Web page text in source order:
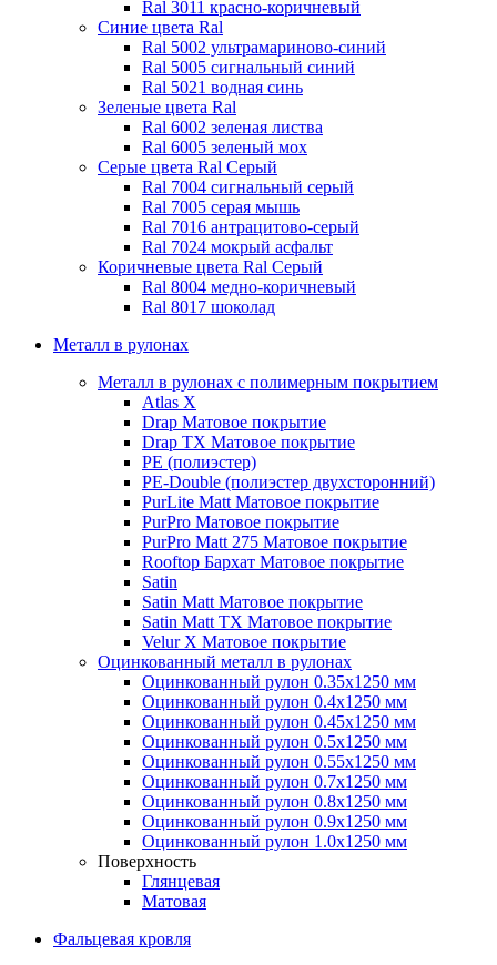
Ral 3011 красно-коричневый
Синие цвета Ral
Ral 5002 ультрамариново-синий
Ral 5005 сигнальный синий
Ral 5021 водная синь
Зеленые цвета Ral
Ral 6002 зеленая листва
Ral 6005 зеленый мох
Серые цвета Ral Серый
Ral 7004 сигнальный серый
Ral 7005 серая мышь
Ral 7016 антрацитово-серый
Ral 7024 мокрый асфальт
Коричневые цвета Ral Серый
Ral 8004 медно-коричневый
Ral 8017 шоколад
Металл в рулонах
Металл в рулонах с полимерным покрытием
Atlas X
Drap Матовое покрытие
Drap TX Матовое покрытие
PE (полиэстер)
PE-Double (полиэстер двухсторонний)
PurLite Мatt Матовое покрытие
PurPro Матовое покрытие
PurPro Matt 275 Матовое покрытие
Rooftop Бархат Матовое покрытие
Satin
Satin Мatt Матовое покрытие
Satin Matt TX Матовое покрытие
Velur X Матовое покрытие
Оцинкованный металл в рулонах
Оцинкованный рулон 0.35х1250 мм
Оцинкованный рулон 0.4х1250 мм
Оцинкованный рулон 0.45х1250 мм
Оцинкованный рулон 0.5х1250 мм
Оцинкованный рулон 0.55х1250 мм
Оцинкованный рулон 0.7х1250 мм
Оцинкованный рулон 0.8х1250 мм
Оцинкованный рулон 0.9х1250 мм
Оцинкованный рулон 1.0х1250 мм
Поверхность
Глянцевая
Матовая
Фальцевая кровля